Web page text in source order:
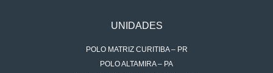
UNIDADES
POLO MATRIZ CURITIBA – PR
POLO ALTAMIRA – PA